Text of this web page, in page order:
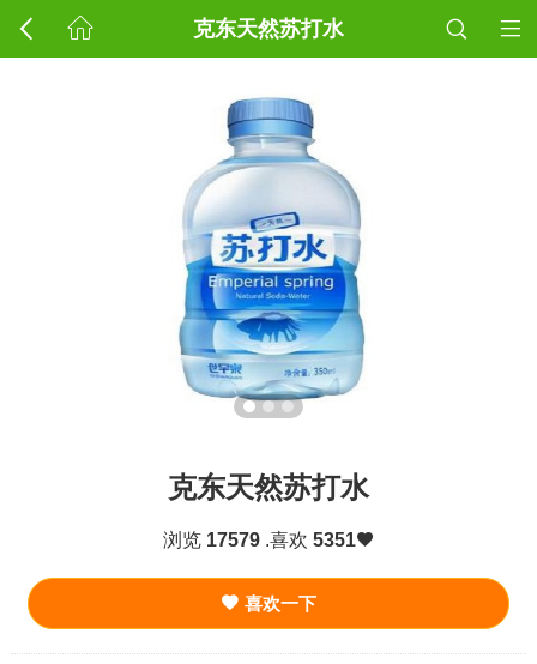
克东天然苏打水
克东天然苏打水
浏览 17579.喜欢 5351
喜欢一下